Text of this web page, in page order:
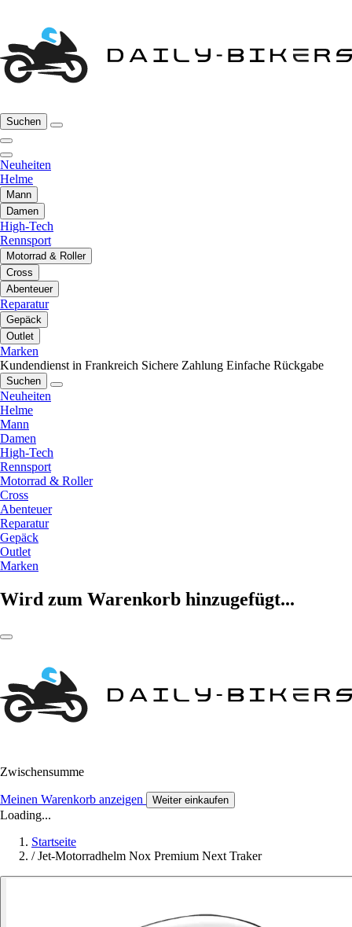
Suchen
Neuheiten
Helme
Mann
Damen
High-Tech
Rennsport
Motorrad & Roller
Cross
Abenteuer
Reparatur
Gepäck
Outlet
Marken
Kundendienst in Frankreich Sichere Zahlung Einfache Rückgabe
Suchen
Neuheiten
Helme
Mann
Damen
High-Tech
Rennsport
Motorrad & Roller
Cross
Abenteuer
Reparatur
Gepäck
Outlet
Marken
Wird zum Warenkorb hinzugefügt...
Zwischensumme
Meinen Warenkorb anzeigen Weiter einkaufen
Loading...
Startseite
/ Jet-Motorradhelm Nox Premium Next Traker